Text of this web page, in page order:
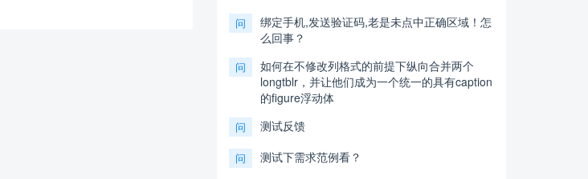
问
绑定手机,发送验证码,老是未点中正确区域！怎
么回事？
问
如何在不修改列格式的前提下纵向合并两个
longtblr，并让他们成为一个统一的具有caption
的figure浮动体
问 测试反馈
问 测试下需求范例看？